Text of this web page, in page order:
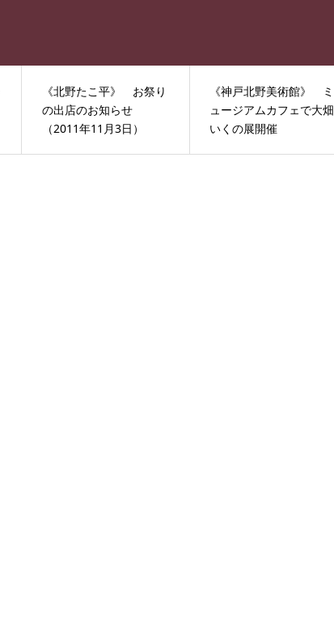
《北野たこ平》 お祭り
の出店のお知らせ
（2011年11月3日）
《神戸北野美術館》 ミ
ュージアムカフェで大畑
いくの展開催